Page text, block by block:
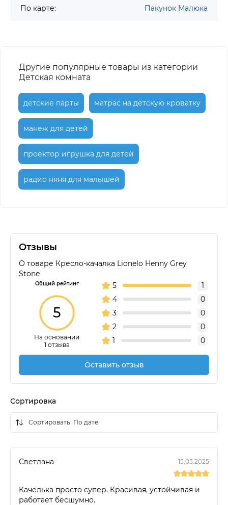
По карте: Пакунок Малюка
Другие популярные товары из категории
Детская комната
детские парты матрас на детскую кроватку
манеж для детей
проектор игрушка для детей
радио няня для малышей
Отзывы
О товаре Кресло-качалка Lionelo Henny Grey
Stone
Общий рейтинг
5
На основании
1 отзыва
5
1
4
0
3
0
2
0
1
0
Оставить отзыв
Сортировка
Светлана 15.05.2025
Качелька просто супер. Красивая, устойчивая и
работает бесшумно.